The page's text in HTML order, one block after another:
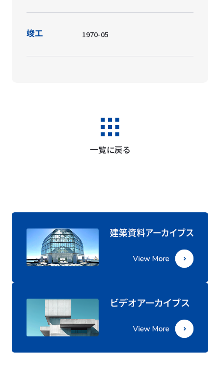
竣工 1970-05
一覧に戻る